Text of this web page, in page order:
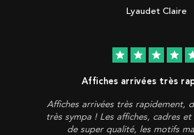
Lyaudet Claire
star star star star
Affiches arrivées très
Affiches arrivées très rapidement,
très sympa ! Les affiches, cadres
de super qualité, les motifs